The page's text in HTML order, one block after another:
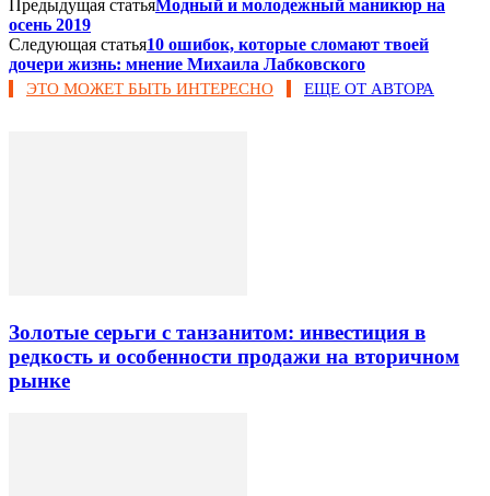
Предыдущая статьяМодный и молодежный маникюр на
осень 2019
Следующая статья10 ошибок, которые сломают твоей
дочери жизнь: мнение Михаила Лабковского
ЭТО МОЖЕТ БЫТЬ ИНТЕРЕСНО ЕЩЕ ОТ АВТОРА
Золотые серьги с танзанитом: инвестиция в
редкость и особенности продажи на вторичном
рынке